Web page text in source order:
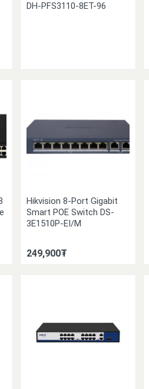
DH-PFS3110-8ET-96
Hikvision 8-Port Gigabit
Smart POE Switch DS-
3E1510P-EI/M
249,900₮